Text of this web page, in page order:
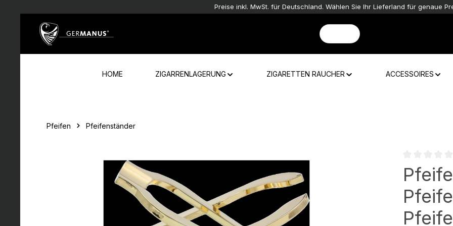
Preise inkl. MwSt. für Deutschland. Wählen Sie Ihr Lieferland für genaue
HOME ZIGARRENLAGERUNG ZIGARETTEN RAUCHER ACCESSOIRES
Pfeifen Pfeifenständer